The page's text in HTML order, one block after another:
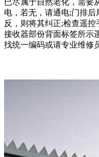
电，若无，请通电;门排
反，则将其纠正;检查遥
接收器部份背面标签所示
找统一编码或请专业维修